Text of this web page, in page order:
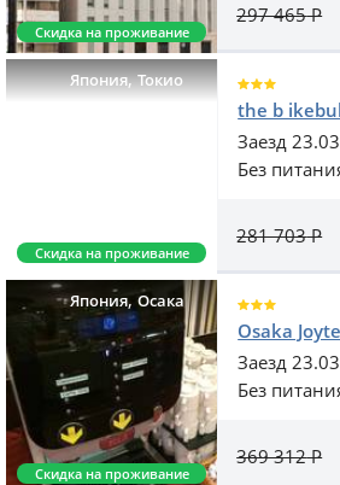
Скидка на проживание
297 465Р
Япония,Токио
Скидка на проживание
the b
Заезд
Без
281 703Р
Япония,Осака
Скидка на проживание
Osaka
Заезд
Без
369 312Р